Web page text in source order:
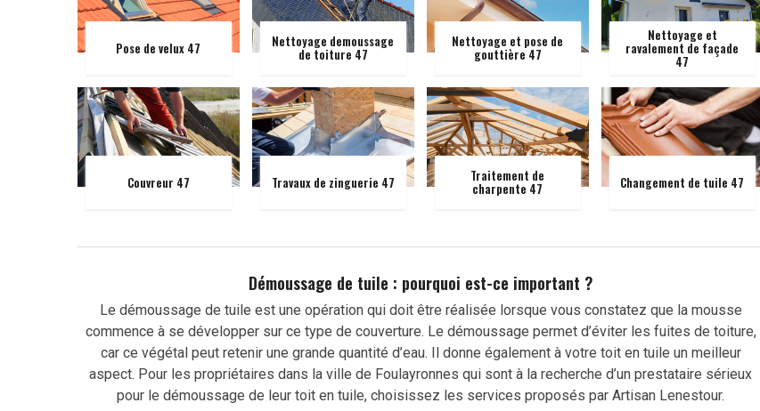
Pose de velux 47 Nettoyage demoussage
de toiture 47
Nettoyage et pose de
gouttière 47
Nettoyage et
ravalement de façade
47
Couvreur 47 Travaux de zinguerie 47 Traitement de
charpente 47 Changement de tuile 47
Démoussage de tuile : pourquoi est-ce important ?
Le démoussage de tuile est une opération qui doit être réalisée lorsque vous constatez que la mousse
commence à se développer sur ce type de couverture. Le démoussage permet d’éviter les fuites de toiture,
car ce végétal peut retenir une grande quantité d’eau. Il donne également à votre toit en tuile un meilleur
aspect. Pour les propriétaires dans la ville de Foulayronnes qui sont à la recherche d’un prestataire sérieux
pour le démoussage de leur toit en tuile, choisissez les services proposés par Artisan Lenestour.